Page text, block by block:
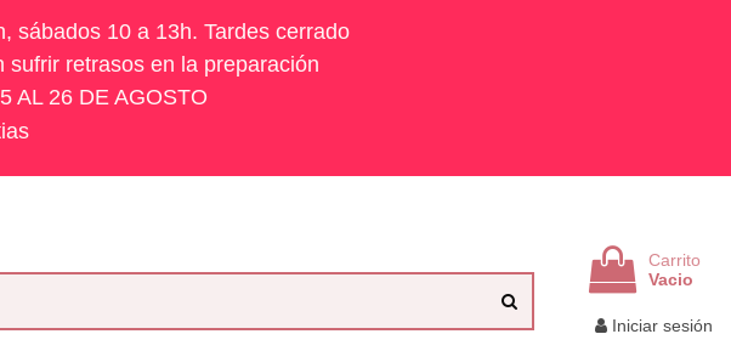
sábados 10 a 13h. Tardes cerrado
retrasos en la preparación
AL 26 DE AGOSTO
Carrito
Vacio
Iniciar sesión